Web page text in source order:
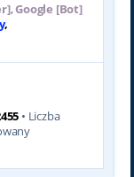
,Google [Bot]
,
• Liczba